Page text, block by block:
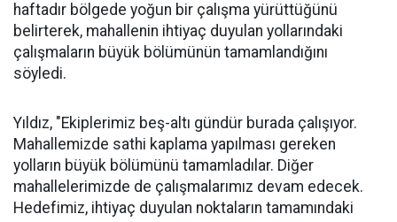
haftadır bölgede yoğun bir çalışma yürüttüğünü
belirterek, mahallenin ihtiyaç duyulan yollarındaki
çalışmaların büyük bölümünün tamamlandığını
söyledi.
Yıldız, "Ekiplerimiz beş-altı gündür burada çalışıyor.
Mahallemizde sathi kaplama yapılması gereken
yolların büyük bölümünü tamamladılar. Diğer
mahallelerimizde de çalışmalarımız devam edecek.
Hedefimiz, ihtiyaç duyulan noktaların tamamındaki